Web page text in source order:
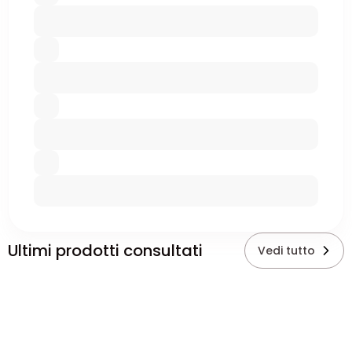
Ultimi prodotti consultati Vedi tutto